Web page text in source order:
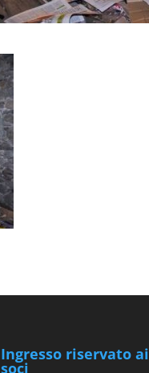
Ingresso riservato ai
soci